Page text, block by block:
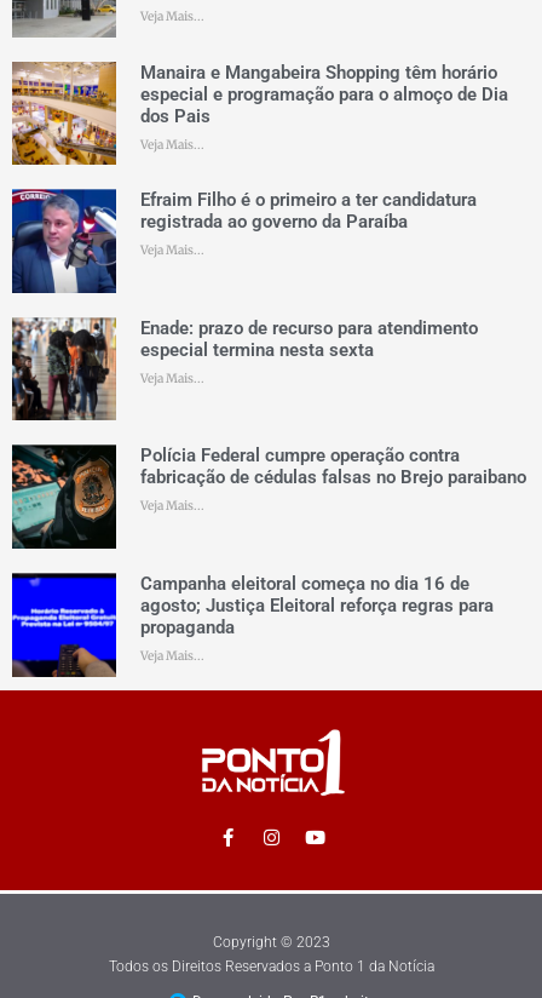
Veja Mais...
Manaira e Mangabeira Shopping têm horário
especial e programação para o almoço de Dia
dos Pais
Veja Mais...
Efraim Filho é o primeiro a ter candidatura
registrada ao governo da Paraíba
Veja Mais...
Enade: prazo de recurso para atendimento
especial termina nesta sexta
Veja Mais...
Polícia Federal cumpre operação contra
fabricação de cédulas falsas no Brejo paraibano
Veja Mais...
Campanha eleitoral começa no dia 16 de
agosto; Justiça Eleitoral reforça regras para
propaganda
Veja Mais...
Copyright © 2023
Todos os Direitos Reservados a Ponto 1 da Notícia